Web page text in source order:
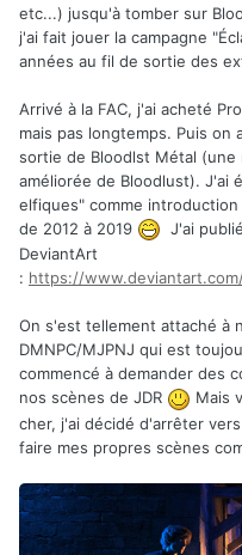
etc...) jusqu'à tomber sur
j'ai fait jouer la campagne
années au fil de sortie des
Arrivé à la FAC, j'ai acheté
mais pas longtemps. Puis on
sortie de Bloodlst Métal
améliorée de Bloodlust). J'ai
elfiques" comme introduction
de 2012 à 2019
J'ai
DeviantArt
: https://
On s'est tellement attaché à
DMNPC/MJPNJ qui est
commencé à demander des
nos scènes de JDR
Mais
cher, j'ai décidé d'arrêter
faire mes propres scènes